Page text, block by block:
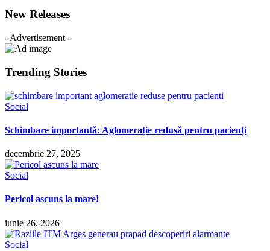
New Releases
- Advertisement -
Trending Stories
Social
Schimbare importantă: Aglomerație redusă pentru pacienți
decembrie 27, 2025
Social
Pericol ascuns la mare!
iunie 26, 2026
Social